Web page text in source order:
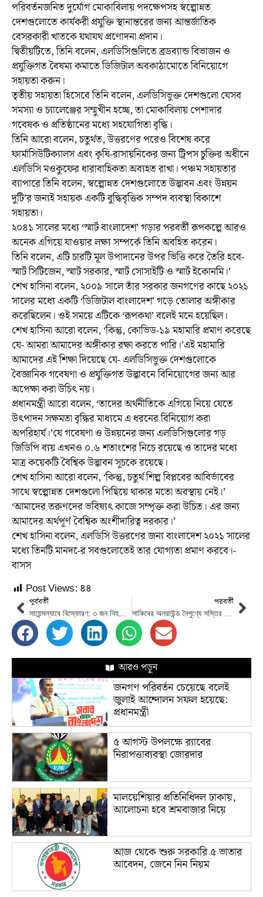
পরিবর্তনজনিত দুর্যোগ মোকাবিলায় পদক্ষেপসহ স্বল্পোন্নত
দেশগুলোতে কার্যকরী প্রযুক্তি স্থানান্তরের জন্য আন্তর্জাতিক
বেসরকারী খাতকে যথাযথ প্রণোদনা প্রদান।
দ্বিতীয়টিতে, তিনি বলেন, এলডিসিগুলিতে ব্রডব্যান্ড বিভাজন ও
প্রযুক্তিগত বৈষম্য কমাতে ডিজিটাল অবকাঠামোতে বিনিয়োগে
সহায়তা করুন।
তৃতীয় সহায়তা হিসেবে তিনি বলেন, এলডিসিভুক্ত দেশগুলো যেসব
সমস্যা ও চ্যালেঞ্জের সম্মুখীন হচ্ছে, তা মোকাবিলায় পেশাদার
গবেষক ও প্রতিষ্ঠানের মধ্যে সহযোগিতা বৃদ্ধি।
তিনি আরো বলেন, চতুর্থত, উত্তরণের পরেও বিশেষ করে
ফার্মাসিউটিক্যালস এবং কৃষি-রাসায়নিকের জন্য ট্রিপস চুক্তির অধীনে
এলডিসি মওকুফের ধারাবাহিকতা অব্যহত রাখা। পঞ্চম সহায়তার
ব্যাপারে তিনি বলেন, স্বল্পোন্নত দেশগুলোতে উদ্ভাবন এবং উন্নয়ন
দুটি’র জন্যই সহায়ক একটি বুদ্ধিবৃত্তিক সম্পদ ব্যবস্থা বিকাশে
সহায়তা।
২০৪১ সালের মধ্যে ‘স্মার্ট বাংলাদেশ’ গড়ার পরবর্তী রূপকল্পে আরও
অনেক এগিয়ে যাওয়ার লক্ষ্য সম্পর্কে তিনি অবহিত করেন।
তিনি বলেন, এটি চারটি মূল উপাদানের উপর ভিত্তি করে তৈরি হবে-
স্মার্ট সিটিজেন, স্মার্ট সরকার, স্মার্ট সোসাইটি ও স্মার্ট ইকোনমি।’
শেখ হাসিনা বলেন, ২০০৯ সালে তাঁর সরকার জনগণের কাছে ২০২১
সালের মধ্যে একটি ‘ডিজিটাল বাংলাদেশ’ গড়ে তোলার অঙ্গীকার
করেছিলেন। ওই সময়ে এটিকে ‘রূপকথা’ বলেই মনে হয়েছিল।
শেখ হাসিনা আরো বলেন, ‘কিন্তু, কোভিড-১৯ মহামারি প্রমাণ করেছে
যে- আমরা আমাদের অঙ্গীকার রক্ষা করতে পারি।’এই মহামারি
আমাদের এই শিক্ষা দিয়েছে যে- এলডিসিভুক্ত দেশগুলোকে
বৈজ্ঞানিক গবেষণা ও প্রযুক্তিগত উদ্ভাবনে বিনিয়োগের জন্য আর
অপেক্ষা করা উচিৎ নয়।
প্রধানমন্ত্রী আরো বলেন, ‘তাদের অর্থনীতিকে এগিয়ে নিয়ে যেতে
উৎপাদন সক্ষমতা বৃদ্ধির মাধ্যমে এ ধরনের বিনিয়োগ করা
অপরিহার্য।’যে গবেষণা ও উন্নয়নের জন্য এলডিসিগুলোর গড়
জিডিপি ব্যয় এখনও ০.৬ শতাংশের নিচে রয়েছে ও তাদের মধ্যে
মাত্র কয়েকটি বৈশ্বিক উদ্ভাবন সূচকে রয়েছে।
শেখ হাসিনা আরো বলেন, ‘কিন্তু, চতুর্থ শিল্প বিপ্লবের আবির্ভাবের
সাথে স্বল্পোন্নত দেশগুলো পিছিয়ে থাকার মতো অবস্থায় নেই।’
‘আমাদের তরুণদের ভবিষ্যৎ কাজে সম্পৃক্ত করা উচিত। এর জন্য
আমাদের অর্থপূর্ণ বৈশ্বিক অংশীদারিত্ব দরকার।’
শেখ হাসিনা বলেন, এলডিসি উত্তরণের জন্য বাংলাদেশ ২০২১ সালের
মধ্যে তিনটি মানদ-ের সবগুলোতেই তার যোগ্যতা প্রমাণ করবে।-
বাসস
Post Views: ৪৪
পূর্ববর্তী
সায়েন্সল্যাবে বিস্ফোরণ: ৩ জন নিহত, ১৩ জন হাসপাতালে, ধসে পড়েছে ৩ তলা ভবনের একাংশ
পরবর্তী
সাকিবের অলরাউন্ড নৈপুণ্যে সস্তির জয় দিয়ে হোয়াইটওয়াশ এড়িয়েছে বাংলাদেশ
আরও পড়ুন
জনগণ পরিবর্তন চেয়েছে বলেই
জুলাই আন্দোলন সফল হয়েছে:
প্রধানমন্ত্রী
৫ আগস্ট উপলক্ষে র‌্যাবের
নিরাপত্তাব্যবস্থা জোরদার
মালয়েশিয়ার প্রতিনিধিদল ঢাকায়,
আলোচনা হবে শ্রমবাজার নিয়ে
আজ থেকে শুরু সরকারি ৫ ভাতার
আবেদন, জেনে নিন নিয়ম